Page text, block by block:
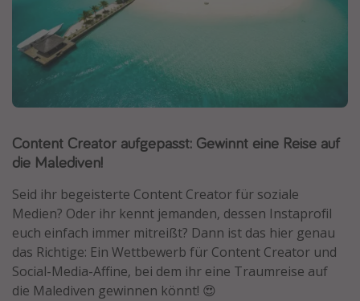
Alle Reiseziele
Bodensee Urlaub
Gozo Urlaub
St. Lucia Urlaub
Kefalonia Urlaub
Krabi Urlaub
Tulum Urlaub
Sri Lanka Rundreise
Japan Rundreise
Content Creator aufgepasst: Gewinnt eine Reise auf
die Malediven!
Seid ihr begeisterte Content Creator für soziale
Medien? Oder ihr kennt jemanden, dessen Instaprofil
euch einfach immer mitreißt? Dann ist das hier genau
das Richtige: Ein Wettbewerb für Content Creator und
Social-Media-Affine, bei dem ihr eine Traumreise auf
die Malediven gewinnen könnt! 😍